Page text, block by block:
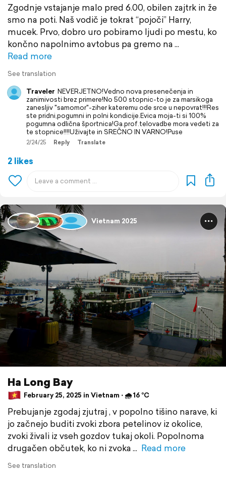
Zgodnje vstajanje malo pred 6.00, obilen zajtrk in že
smo na poti. Naš vodič je tokrat “pojoči” Harry,
mucek. Prvo, dobro uro pobiramo ljudi po mestu, ko
končno napolnimo avtobus pa gremo na
Read more
See translation
Traveler NEVERJETNO!Vedno nova presenečenja in
zanimivosti brez primere!No 500 stopnic-to je za marsikoga
zanesljiv "samomor"-ziher kateremu ode srce u nepovrat!!!Res
ste pridni,pogumni in polni kondicije.Evica moja-ti si 100%
pogumna odlična športnica!Ga.prof.telovadbe mora vedeti za
te stopnice!!!!Uživajte in SREČNO IN VARNO!Puse
2/24/25 Reply Translate
2 likes
Vietnam 2025
Ha Long Bay
February 25, 2025 in Vietnam ⋅ 🌧 16 °C
Prebujanje zgodaj zjutraj , v popolno tišino narave, ki
jo začnejo buditi zvoki zbora petelinov iz okolice,
zvoki živali iz vseh gozdov tukaj okoli. Popolnoma
drugačen občutek, ko ni zvoka
Read more
See translation